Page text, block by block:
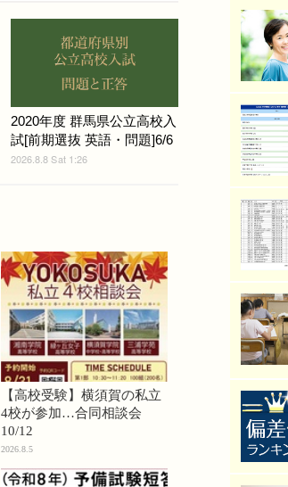
2020年度 群馬県公立高校入
試[前期選抜 英語・問題]6/6
2026.8.8 Sat 1:26
【高校受験】横須賀の私立
4校が参加…合同相談会
10/12
2026.8.5